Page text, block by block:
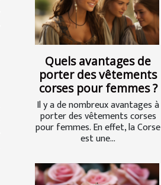
Quels avantages de
porter des vêtements
corses pour femmes ?
Il y a de nombreux avantages à
porter des vêtements corses
pour femmes. En effet, la Corse
est une...